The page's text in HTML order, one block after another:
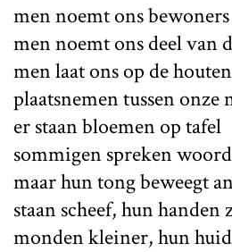
men noemt ons bewoners
men noemt ons deel van
men laat ons op de
plaatsnemen tussen onze
er staan bloemen op tafel
sommigen spreken
maar hun tong beweegt
staan scheef, hun
monden kleiner, hun